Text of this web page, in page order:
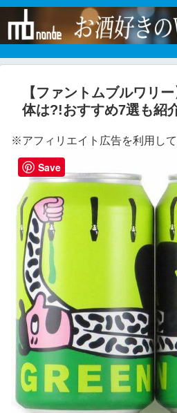
【ファントムブルワリ
体は?!おすすめ7選も紹
※アフィリエイト広告を利用し
Save